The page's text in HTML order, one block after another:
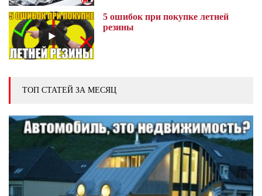
5 ошибок при покупке летней
резины
ТОП СТАТЕЙ ЗА МЕСЯЦ